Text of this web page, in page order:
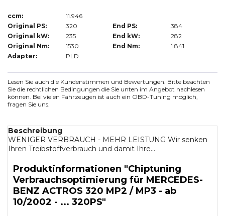
ccm:
11.946
Original PS:
320 End PS:
384
Original kW:
235 End kW:
282
Original Nm:
1530 End Nm:
1.841
Adapter:
PLD
Lesen Sie auch die Kundenstimmen und Bewertungen. Bitte beachten
Sie die rechtlichen Bedingungen die Sie unten im Angebot nachlesen
können. Bei vielen Fahrzeugen ist auch ein OBD-Tuning möglich,
fragen Sie uns.
Beschreibung
WENIGER VERBRAUCH - MEHR LEISTUNG Wir senken
Ihren Treibstoffverbrauch und damit Ihre...
Produktinformationen "Chiptuning
Verbrauchsoptimierung für MERCEDES-
BENZ ACTROS 320 MP2 / MP3 - ab
10/2002 - ... 320PS"